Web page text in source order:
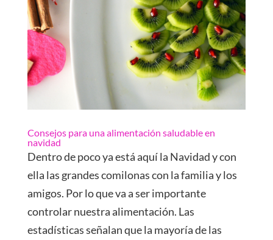
Consejos para una alimentación saludable en
navidad
Dentro de poco ya está aquí la Navidad y con
ella las grandes comilonas con la familia y los
amigos. Por lo que va a ser importante
controlar nuestra alimentación. Las
estadísticas señalan que la mayoría de las